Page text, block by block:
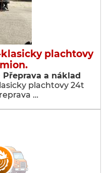
plachtovy
a náklad
plachtovy 24t
…